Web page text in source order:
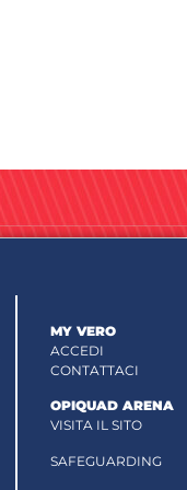
MY VERO
ACCEDI
CONTATTACI
OPIQUAD ARENA
VISITA IL SITO
SAFEGUARDING